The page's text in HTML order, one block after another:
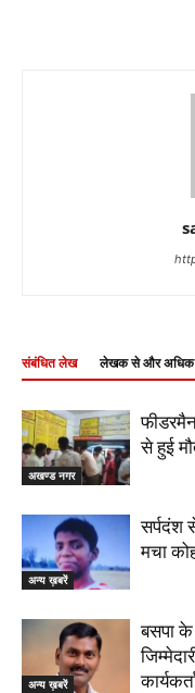
संबंधित लेख लेखक से और अधिक
अखण्ड नगर
से हुई
अन्य ख़बरें
सर्पदंश
मचा
अन्य ख़बरें
बसपा के